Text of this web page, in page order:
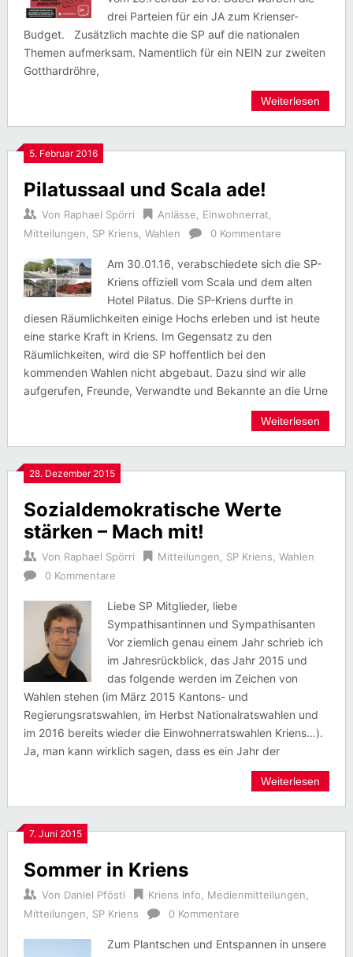
drei Parteien für ein JA zum Krienser-
Budget. Zusätzlich machte die SP auf die nationalen
Themen aufmerksam. Namentlich für ein NEIN zur zweiten
Gotthardröhre,
Weiterlesen
5. Februar 2016
Pilatussaal und Scala ade!
Von Raphael Spörri Anlässe Einwohnerrat
Mitteilungen
SP Kriens Wahlen 0 Kommentare
Am 30.01.16, verabschiedete sich die SP-
Kriens offiziell vom Scala und dem alten
Hotel Pilatus. Die SP-Kriens durfte in
diesen Räumlichkeiten einige Hochs erleben und ist heute
eine starke Kraft in Kriens. Im Gegensatz zu den
Räumlichkeiten, wird die SP hoffentlich bei den
kommenden Wahlen nicht abgebaut. Dazu sind wir alle
aufgerufen, Freunde, Verwandte und Bekannte an die Urne
Weiterlesen
28. Dezember 2015
Sozialdemokratische Werte
stärken – Mach mit!
Von Raphael Spörri Mitteilungen SP Kriens Wahlen
0 Kommentare
Liebe SP Mitglieder, liebe
Sympathisantinnen und Sympathisanten
Vor ziemlich genau einem Jahr schrieb ich
im Jahresrückblick, das Jahr 2015 und
das folgende werden im Zeichen von
Wahlen stehen (im März 2015 Kantons- und
Regierungsratswahlen, im Herbst Nationalratswahlen und
im 2016 bereits wieder die Einwohnerratswahlen Kriens…).
Ja, man kann wirklich sagen, dass es ein Jahr der
Weiterlesen
7. Juni 2015
Sommer in Kriens
Von Daniel Pföstl Kriens Info Medienmitteilungen
Mitteilungen
SP Kriens 0 Kommentare
Zum Plantschen und Entspannen in unsere